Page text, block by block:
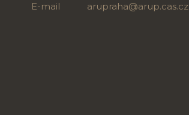
E-mail
arupraha@arup.cas.cz